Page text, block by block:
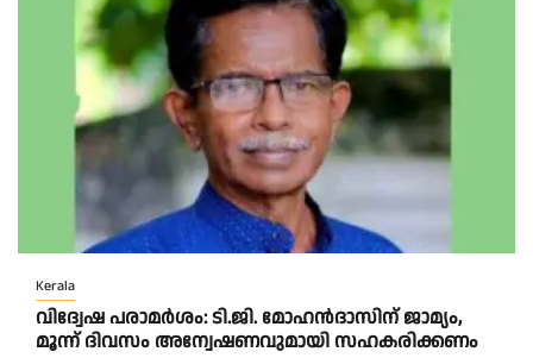
Kerala
വിദ്വേഷ പരാമർശം: ടി.ജി. മോഹൻദാസിന് ജാമ്യം,
മൂന്ന് ദിവസം അന്വേഷണവുമായി സഹകരിക്കണം